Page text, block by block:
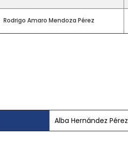
Rodrigo Amaro Mendoza Pérez
Alba Hernández Pérez